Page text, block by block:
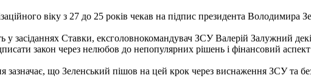
віку з 27 до 25 років чекав на підпис президента
у засіданнях Ставки, ексголовнокомандувач ЗСУ Валерій Залужний
закон через нелюбов до непопулярних рішень і фінансовий аспект
що Зеленський пішов на цей крок через виснаження ЗСУ та